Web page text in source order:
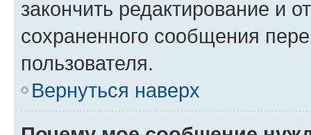
закончить редактирование и
сохраненного сообщения
пользователя.
Вернуться наверх